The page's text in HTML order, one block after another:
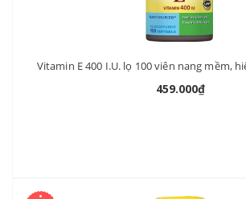
Vitamin E 400 I.U. lọ 100 viên nang mềm,
459.000₫